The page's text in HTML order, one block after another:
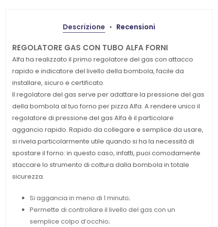
Descrizione Recensioni
REGOLATORE GAS CON TUBO ALFA FORNI
Alfa ha realizzato il primo regolatore del gas con attacco
rapido e indicatore del livello della bombola, facile da
installare, sicuro e certificato.
Il regolatore del gas serve per adattare la pressione del gas
della bombola al tuo forno per pizza Alfa. A rendere unico il
regolatore di pressione del gas Alfa è il particolare
aggancio rapido. Rapido da collegare e semplice da usare,
si rivela particolarmente utile quando si ha la necessità di
spostare il forno: in questo caso, infatti, puoi comodamente
staccare lo strumento di cottura dalla bombola in totale
sicurezza.
Si aggancia in meno di 1 minuto;
Permette di controllare il livello del gas con un
semplice colpo d’occhio;